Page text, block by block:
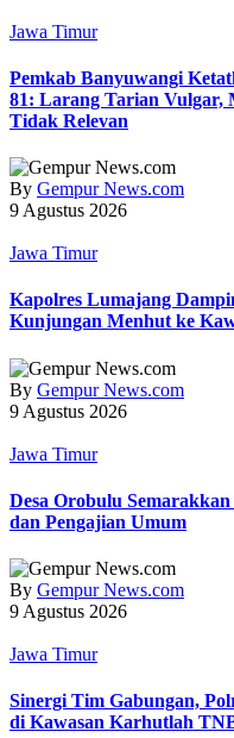
Jawa Timur
Pemkab Banyuwangi
81: Larang Tarian Vulgar,
Tidak Relevan
By Gempur News.com
9 Agustus 2026
Jawa Timur
Kapolres Lumajang
Kunjungan Menhut ke
By Gempur News.com
9 Agustus 2026
Jawa Timur
‎Desa Orobulu
dan Pengajian Umum
By Gempur News.com
9 Agustus 2026
Jawa Timur
Sinergi Tim Gabungan,
di Kawasan Karhutlah